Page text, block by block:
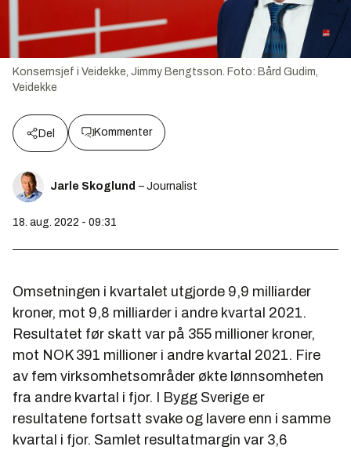
Konsernsjef i Veidekke, Jimmy Bengtsson. Foto: Bård Gudim,
Veidekke
Del Kommenter
Jarle Skoglund – Journalist
18. aug. 2022 - 09:31
Omsetningen i kvartalet utgjorde 9,9 milliarder
kroner, mot 9,8 milliarder i andre kvartal 2021.
Resultatet før skatt var på 355 millioner kroner,
mot NOK 391 millioner i andre kvartal 2021. Fire
av fem virksomhetsområder økte lønnsomheten
fra andre kvartal i fjor. I Bygg Sverige er
resultatene fortsatt svake og lavere enn i samme
kvartal i fjor. Samlet resultatmargin var 3,6